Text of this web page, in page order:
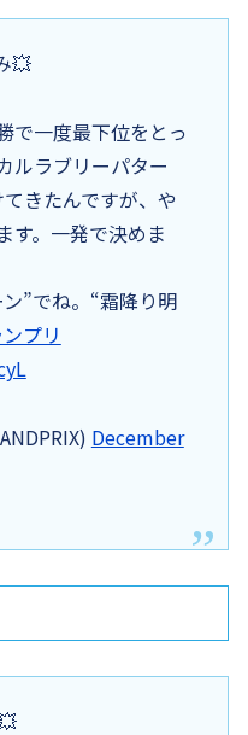
💥
で一度最下位をとっ
ルラブリーパター
きたんですが、や
す。一発で決めま
”でね。“霜降り明
プリ
December